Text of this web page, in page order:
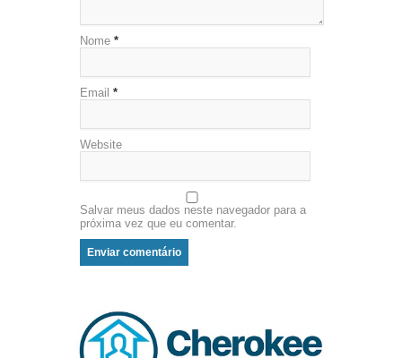
Nome *
Email *
Website
Salvar meus dados neste navegador para a
próxima vez que eu comentar.